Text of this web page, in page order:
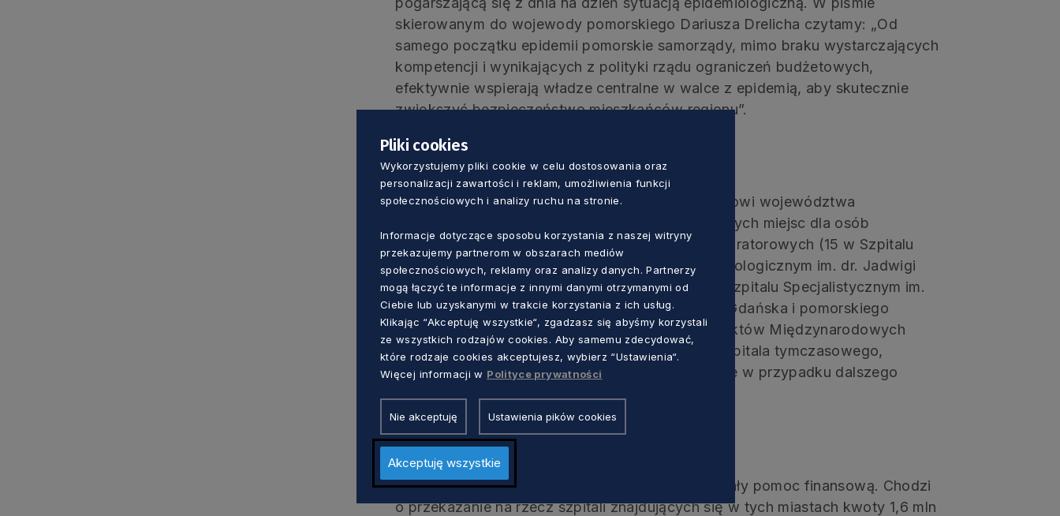
skierowanym do wojewody pomorskiego Dariusza Drelicha czytamy: „Od
samego początku epidemii pomorskie samorządy, mimo braku wystarczających
kompetencji i wynikających z polityki rządu ograniczeń budżetowych,
efektywnie wspierają władze centralne w walce z epidemią, aby skutecznie
zwiększyć bezpieczeństwo mieszkańców regionu”.
Będą dodatkowe łóżka
W podmiotach leczniczych podległych samorządowi województwa
pomorskiego zostanie utworzonych 79 dodatkowych miejsc dla osób
zakażonych koronawirusem, w tym 25 łóżek respiratorowych (15 w Szpitalu
św. Wojciecha, 30 w Pomorskim Centrum Reumatologicznym im. dr. Jadwigi
Titz-Kosko w Sopocie oraz 24 w Wojewódzkim Szpitalu Specjalistycznym im.
Janusza Korczaka w Słupsku). Ponadto, władze Gdańska i pomorskiego
samorządu deklarują gotowość przekazania obiektów Międzynarodowych
Targów Gdańskich SA na potrzeby utworzenia szpitala tymczasowego,
którego uruchomienie może okazać się niezbędne w przypadku dalszego
Pomoc finansowa i organizacyjna
Dodatkowo, Gdańsk, Gdynia i Sopot zadeklarowały pomoc finansową. Chodzi
o przekazanie na rzecz szpitali znajdujących się w tych miastach kwoty 1,6 mln
Pliki cookies
Wykorzystujemy pliki cookie w celu dostosowania oraz
personalizacji zawartości i reklam, umożliwienia funkcji
społecznościowych i analizy ruchu na stronie.
Informacje dotyczące sposobu korzystania z naszej witryny
przekazujemy partnerom w obszarach mediów
społecznościowych, reklamy oraz analizy danych. Partnerzy
mogą łączyć te informacje z innymi danymi otrzymanymi od
Ciebie lub uzyskanymi w trakcie korzystania z ich usług.
Klikając “Akceptuję wszystkie“, zgadzasz się abyśmy korzystali
ze wszystkich rodzajów cookies. Aby samemu zdecydować,
które rodzaje cookies akceptujesz, wybierz “Ustawienia“.
Więcej informacji w Polityce prywatności
Nie akceptuję Ustawienia pików cookies
Akceptuję wszystkie